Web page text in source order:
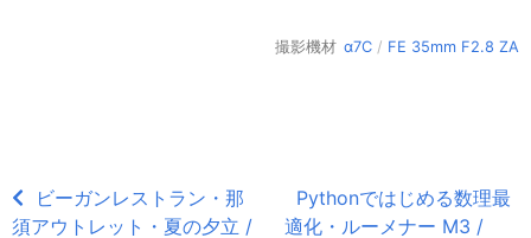
撮影機材 α7C / FE 35mm F2.8 ZA
ビーガンレストラン・那
須アウトレット・夏の夕立 /
Pythonではじめる数理最
適化・ルーメナー M3 /